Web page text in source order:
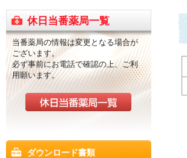
休日当番薬局一覧
当番薬局の情報は変更となる場合が
ございます。
必ず事前にお電話で確認の上、ご利
用願います。
ダウンロード書類